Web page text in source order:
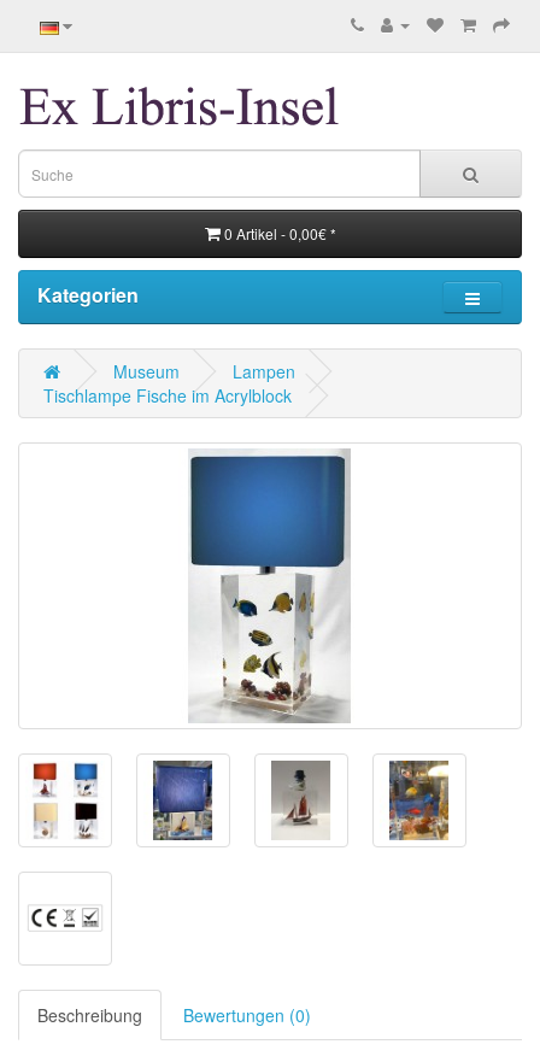
0 Artikel - 0,00€ *
Kategorien
Museum
Lampen
Tischlampe Fische im Acrylblock
Beschreibung Bewertungen (0)